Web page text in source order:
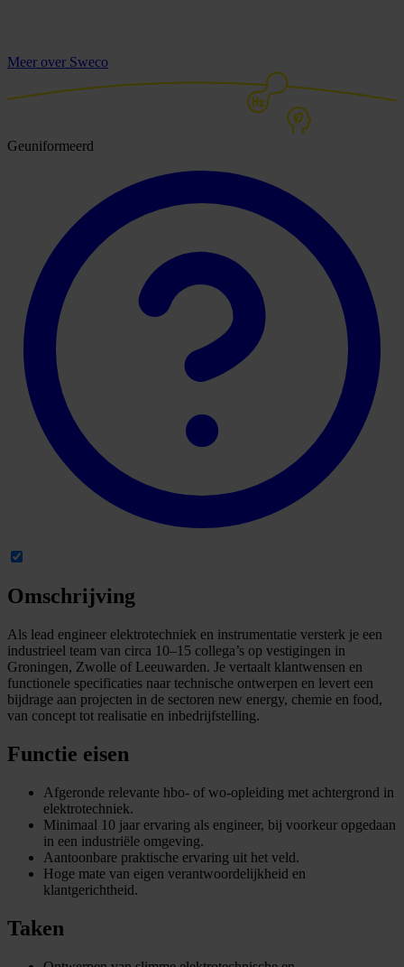
Meer over Sweco
Geuniformeerd
Omschrijving
Als lead engineer elektrotechniek en instrumentatie versterk je een
industrieel team van circa 10–15 collega’s op vestigingen in
Groningen, Zwolle of Leeuwarden. Je vertaalt klantwensen en
functionele specificaties naar technische ontwerpen en levert een
bijdrage aan projecten in de sectoren new energy, chemie en food,
van concept tot realisatie en inbedrijfstelling.
Functie eisen
Afgeronde relevante hbo- of wo-opleiding met achtergrond in
elektrotechniek.
Minimaal 10 jaar ervaring als engineer, bij voorkeur opgedaan
in een industriële omgeving.
Aantoonbare praktische ervaring uit het veld.
Hoge mate van eigen verantwoordelijkheid en
klantgerichtheid.
Taken